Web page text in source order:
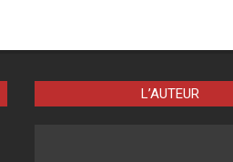
L’AUTEUR